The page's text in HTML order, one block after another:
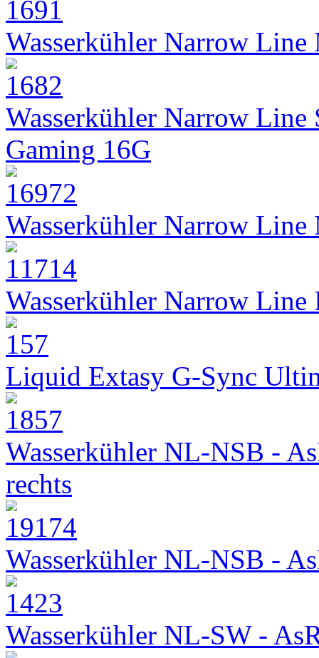
Wasserkühler Narrow
Wasserkühler Narrow
Gaming 16G
Wasserkühler Narrow
Wasserkühler Narrow
Liquid Extasy G-Sync
Wasserkühler NL-NSB -
rechts
Wasserkühler NL-NSB -
Wasserkühler NL-SW -